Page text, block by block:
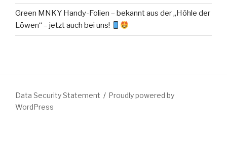
Green MNKY Handy-Folien – bekannt aus der „Höhle der
Löwen“ – jetzt auch bei uns!
Data Security Statement
Proudly powered by
WordPress